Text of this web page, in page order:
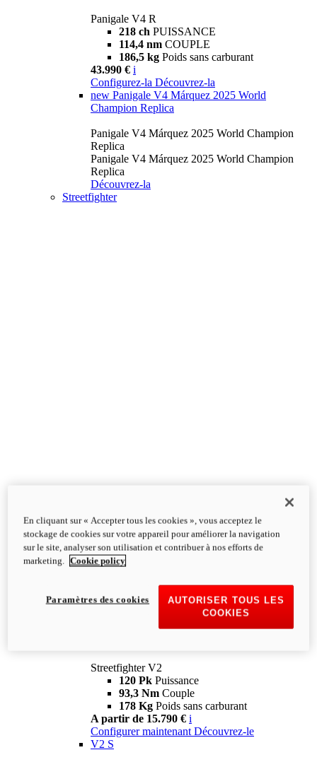
Panigale V4 R
218 ch PUISSANCE
114,4 nm COUPLE
186,5 kg Poids sans carburant
43.990 € i
Configurez-la Découvrez-la
new Panigale V4 Márquez 2025 World
Champion Replica
Panigale V4 Márquez 2025 World Champion
Replica
Panigale V4 Márquez 2025 World Champion
Replica
Découvrez-la
Streetfighter
Streetfighter V2
120 Pk Puissance
93,3 Nm Couple
178 Kg Poids sans carburant
A partir de 15.790 € i
Configurer maintenant Découvrez-le
V2 S
En cliquant sur « Accepter tous les cookies », vous acceptez le
stockage de cookies sur votre appareil pour améliorer la navigation
sur le site, analyser son utilisation et contribuer à nos efforts de
marketing.
Cookie policy
AUTORISER TOUS LES
COOKIES
Paramètres des cookies